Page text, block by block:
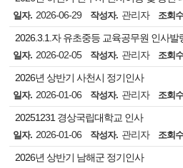
일자. 2026-06-29 작성자. 관리자 조회
2026.3.1.자 유초중등 교육공무원 인사발
일자. 2026-02-05 작성자. 관리자 조회
2026년 상반기 사천시 정기인사
일자. 2026-01-06 작성자. 관리자 조회
20251231 경상국립대학교 인사
일자. 2026-01-06 작성자. 관리자 조회
2026년 상반기 남해군 정기인사